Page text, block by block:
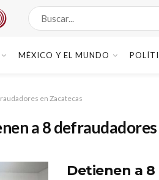
MÉXICO Y EL MUNDO
en Zacatecas
a 8
Detienen a